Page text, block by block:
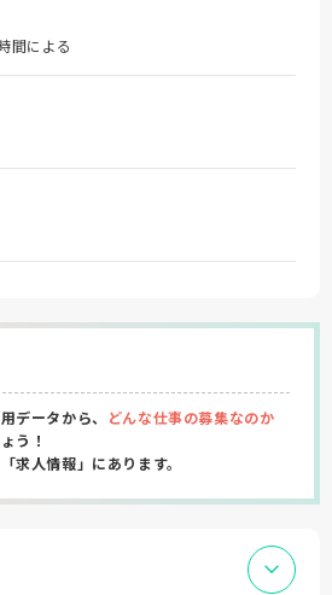
間による
データから、
どんな仕事の募集なのか
う！
求人情報」にあります。